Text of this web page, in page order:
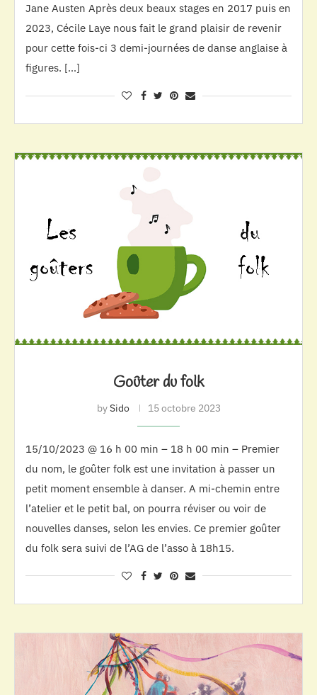
Jane Austen Après deux beaux stages en 2017 puis en
2023, Cécile Laye nous fait le grand plaisir de revenir
pour cette fois-ci 3 demi-journées de danse anglaise à
figures. […]
Goûter du folk
bySido 15 octobre 2023
15/10/2023 @ 16 h 00 min – 18 h 00 min – Premier
du nom, le goûter folk est une invitation à passer un
petit moment ensemble à danser. A mi-chemin entre
l’atelier et le petit bal, on pourra réviser ou voir de
nouvelles danses, selon les envies. Ce premier goûter
du folk sera suivi de l’AG de l’asso à 18h15.